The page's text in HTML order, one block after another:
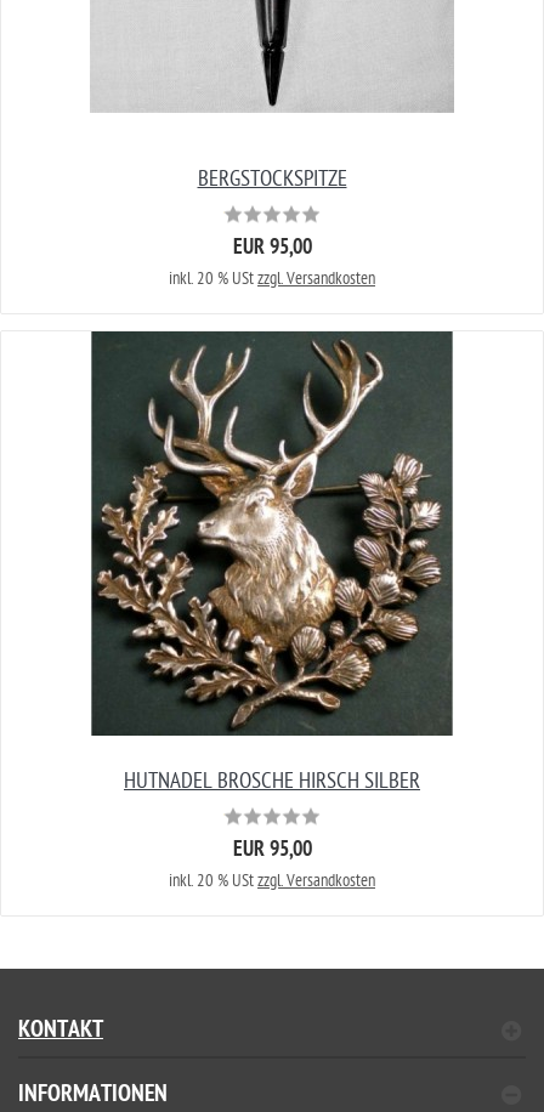
BERGSTOCKSPITZE
EUR 95,00
inkl. 20 % UStzzgl. Versandkosten
HUTNADEL BROSCHE HIRSCH SILBER
EUR 95,00
inkl. 20 % UStzzgl. Versandkosten
KONTAKT
INFORMATIONEN